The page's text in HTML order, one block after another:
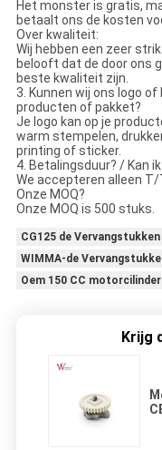
Het monster is gratis,
betaalt ons de kosten
Over kwaliteit:
Wij hebben een zeer
belooft dat de door ons
beste kwaliteit zijn.
3. Kunnen wij ons logo
producten of pakket?
Je logo kan op je
warm stempelen,
printing of sticker.
4. Betalingsduur? / Kan
We accepteren alleen T/
Onze MOQ?
Onze MOQ is 500 stuks.
CG125 de
WIMMA-de
Oem 150 CC motorcilinder
Krijg